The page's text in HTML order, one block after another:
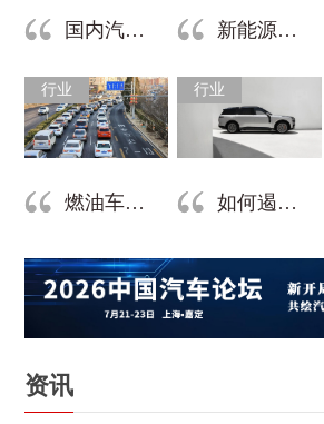
国内汽车为什么卖不动了？ 新能源车“保值期”为何越来越短
燃油车并没有崩，还有强大的生命力
行业
如何遏制新能源乘用车过大过重趋势？
行业
资讯